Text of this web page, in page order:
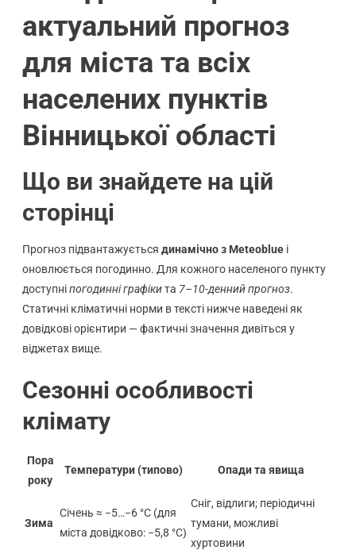
актуальний прогноз
для міста та всіх
населених пунктів
Вінницької області
Що ви знайдете на цій
сторінці
Прогноз підвантажується динамічно з Meteoblueі
оновлюється погодинно. Для кожного населеного пункту
доступніпогодинні графікита 7–10-денний прогноз.
Статичні кліматичні норми в тексті нижче наведені як
довідкові орієнтири — фактичні значення дивіться у
віджетах вище.
Сезонні особливості
клімату
Пора
року
Температури (типово) Опади та явища
Зима
Січень ≈ −5…−6 °C (для
міста довідково: −5,8 °C)
Сніг, відлиги; періодичні
тумани, можливі
хуртовини